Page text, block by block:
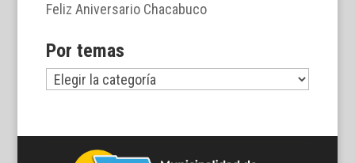
Feliz Aniversario Chacabuco
Por temas
Por
temas